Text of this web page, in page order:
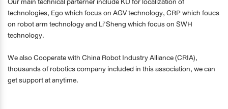
technologies, Ego which focus on AGV technology, CRP which foucs
on robot arm technology and Li'Sheng which focus on SWH
technology.
We also Cooperate with China Robot Industry Alliance (CRIA),
thousands of robotics company included in this association, we can
get support at anytime.